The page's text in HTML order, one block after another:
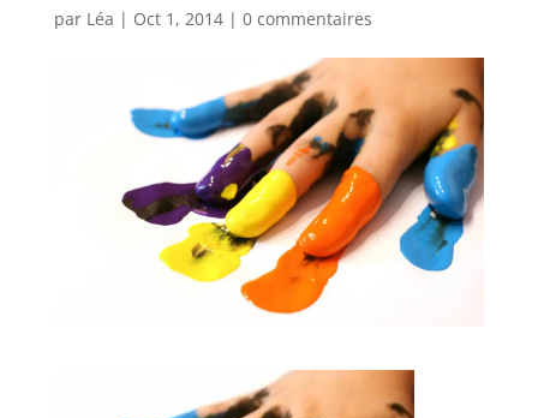
par Léa | Oct 1, 2014| 0 commentaires